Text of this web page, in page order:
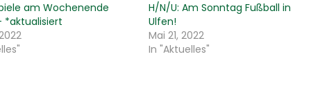
am Wochenende
*aktualisiert
H/N/U: Am Sonntag Fußball in
Ulfen!
Mai 21, 2022
In "Aktuelles"